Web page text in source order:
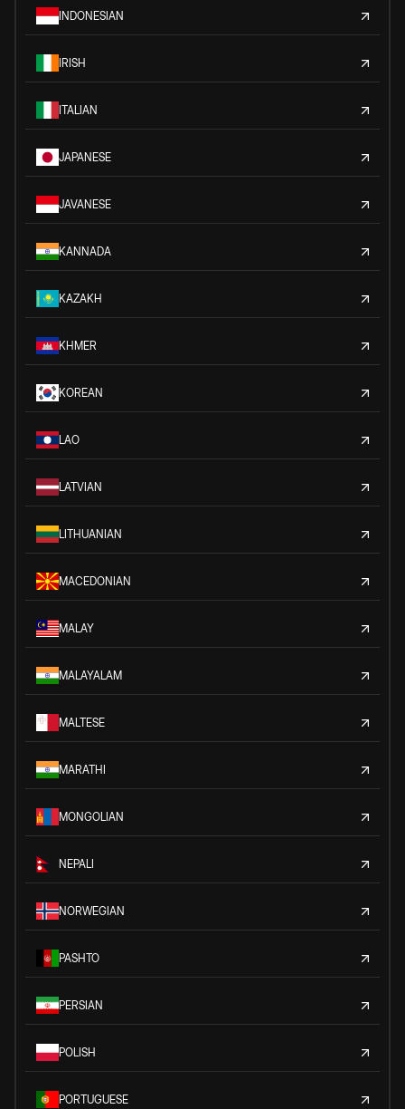
INDONESIAN
IRISH
ITALIAN
JAPANESE
JAVANESE
KANNADA
KAZAKH
KHMER
KOREAN
LAO
LATVIAN
LITHUANIAN
MACEDONIAN
MALAY
MALAYALAM
MALTESE
MARATHI
MONGOLIAN
NEPALI
NORWEGIAN
PASHTO
PERSIAN
POLISH
PORTUGUESE